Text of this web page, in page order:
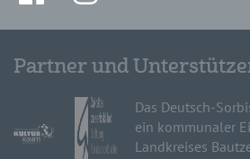
Partner und
Das Deutsch-
ein kommunaler
Landkreises